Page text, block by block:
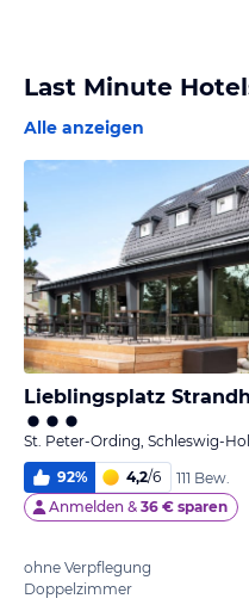
Last Minute
Alle anzeigen
Lieblingsplatz
St. Peter-Ording, Schleswig-
92% 4,2/6
111 Bew.
Anmelden & 36 € sparen
ohne Verpflegung
Doppelzimmer